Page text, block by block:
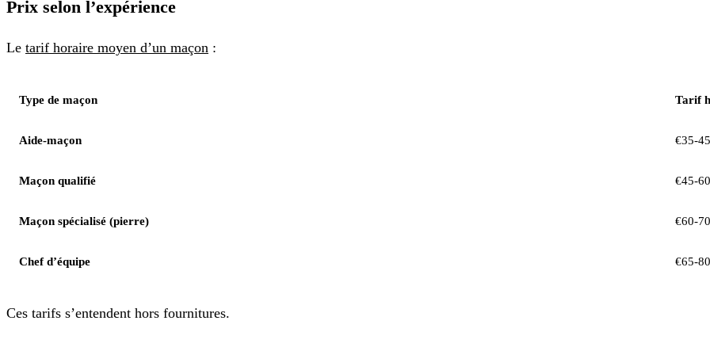
Prix selon l’expérience
Le tarif horaire moyen d’un maçon :
Type de maçon Tarif
Aide-maçon €35-
Maçon qualifié €45-
Maçon spécialisé (pierre) €60-
Chef d’équipe €65-
Ces tarifs s’entendent hors fournitures.